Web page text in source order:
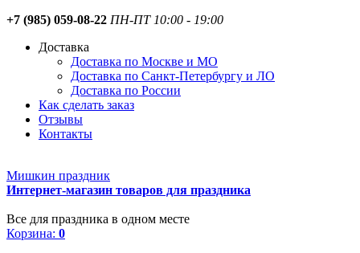
+7 (985) 059-08-22 ПН-ПТ 10:00 - 19:00
Доставка
Доставка по Москве и МО
Доставка по Санкт-Петербургу и ЛО
Доставка по России
Как сделать заказ
Отзывы
Контакты
Мишкин праздник
Интернет-магазин товаров для праздника
Все для праздника в одном месте
Корзина: 0